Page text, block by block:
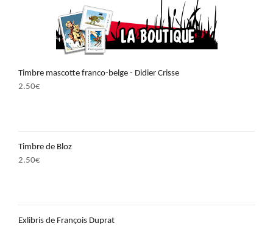
Timbre mascotte franco-belge - Didier Crisse
2.50€
Timbre de Bloz
2.50€
Exlibris de François Duprat